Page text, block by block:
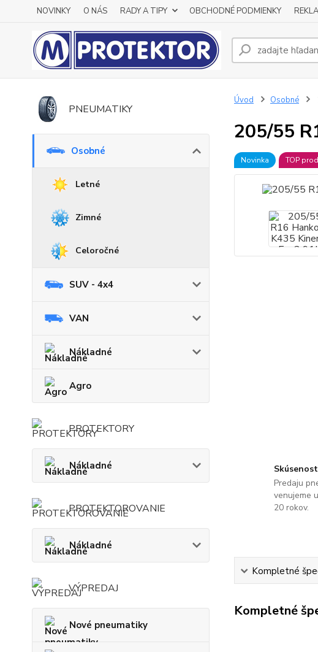
NOVINKY O NÁS RADY A TIPY OBCHODNÉ PODMIENKY
PNEUMATIKY
Osobné
Letné
Zimné
Celoročné
SUV - 4x4
VAN
Nákladné
Agro
PROTEKTORY
Nákladné
PROTEKTOROVANIE
Nákladné
VÝPREDAJ
Nové pneumatiky
Úvod Osobné
205/55
Novinka TOP
Predaju
venujeme
20 rokov.
Kompletné
Kompletné